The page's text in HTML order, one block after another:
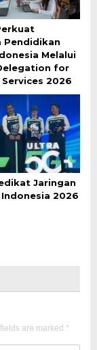
Pendidikan
Melalui
for
2026
Jaringan
2026
are marked *